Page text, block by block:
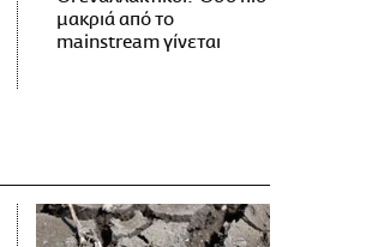
μακριά από το
mainstream γίνεται